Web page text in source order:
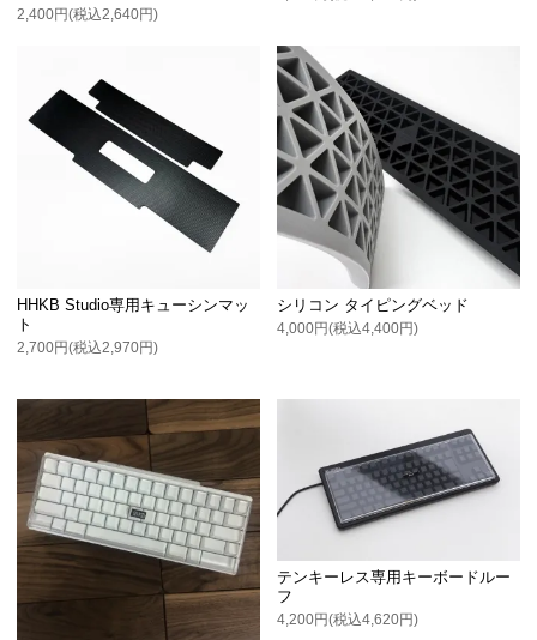
2,400円(税込2,640円)
HHKB Studio専用キューシンマッ
ト
2,700円(税込2,970円)
シリコン タイピングベッド
4,000円(税込4,400円)
テンキーレス専用キーボードルー
フ
4,200円(税込4,620円)